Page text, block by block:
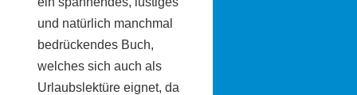
und natürlich manchmal
bedrückendes Buch,
welches sich auch als
Urlaubslektüre eignet, da